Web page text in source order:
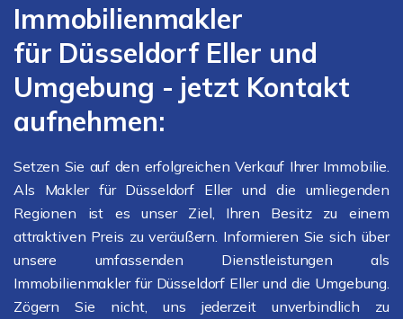
Immobilienmakler
für Düsseldorf Eller und
Umgebung - jetzt Kontakt
aufnehmen:
Setzen Sie auf den erfolgreichen Verkauf Ihrer Immobilie.
Als Makler für Düsseldorf Eller und die umliegenden
Regionen ist es unser Ziel, Ihren Besitz zu einem
attraktiven Preis zu veräußern. Informieren Sie sich über
unsere umfassenden Dienstleistungen als
Immobilienmakler für Düsseldorf Eller und die Umgebung.
Zögern Sie nicht, uns jederzeit unverbindlich zu